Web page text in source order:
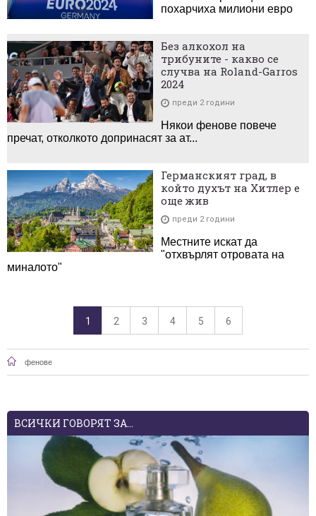
похарчиха милиони евро
Без алкохол на
трибуните - какво се
случва на Roland-Garros
2024
преди 2 години
Някои фенове повече
пречат, отколкото допринасят за ат...
Германският град, в
който духът на Хитлер е
още жив
преди 2 години
Местните искат да
"отхвърлят отровата на
миналото"
1 2 3 4 5 6
фенове
ВСИЧКИ ГОВОРЯТ ЗА...